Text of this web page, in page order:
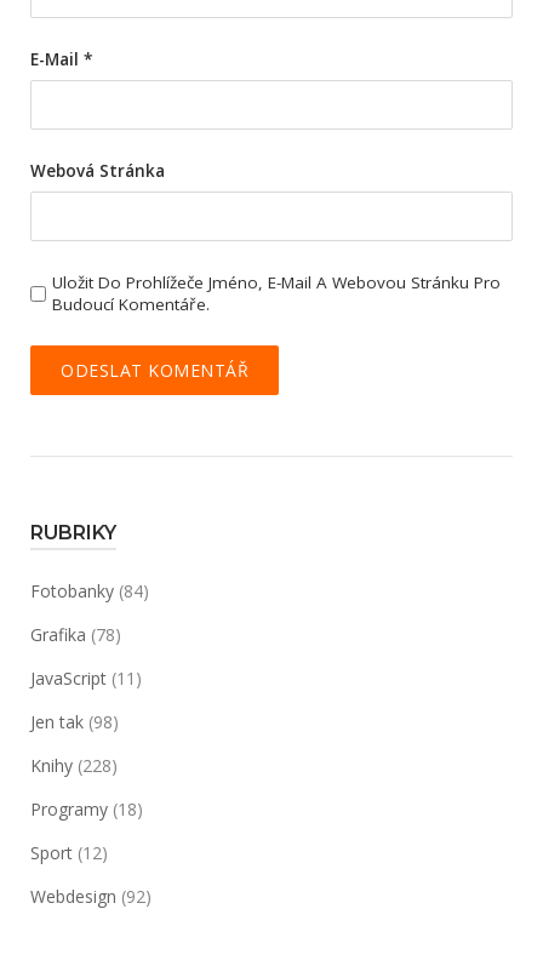
E-Mail *
Webová Stránka
Uložit Do Prohlížeče Jméno, E-Mail A Webovou Stránku Pro
Budoucí Komentáře.
RUBRIKY
Fotobanky (84)
Grafika (78)
JavaScript (11)
Jen tak (98)
Knihy (228)
Programy (18)
Sport (12)
Webdesign (92)